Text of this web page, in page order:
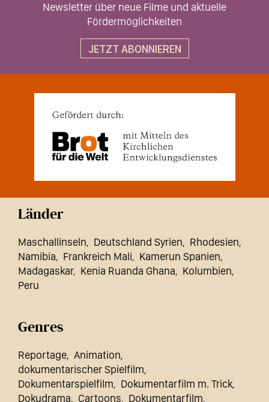
Newsletter über neue Filme und aktuelle
Fördermöglichkeiten
JETZT ABONNIEREN
Länder
Maschallinseln Deutschland Syrien
Rhodesien
Namibia
Frankreich Mali
Kamerun Spanien
Madagaskar
Kenia Ruanda Ghana
Kolumbien
Peru
Genres
Reportage Animation
dokumentarischer Spielfilm
Dokumentarspielfilm
Dokumentarfilm m. Trick
Dokudrama
Cartoons Dokumentarfilm